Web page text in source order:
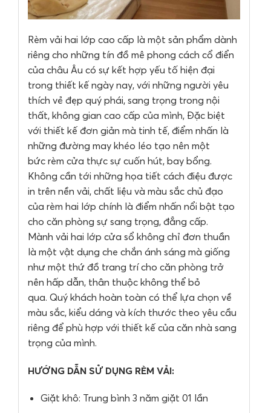
Rèm vải hai lớp cao cấp là một sản phẩm dành
riêng cho những tín đồ mê phong cách cổ điển
của châu Âu có sự kết hợp yếu tố hiện đại
trong thiết kế ngày nay, với những người yêu
thích vẻ đẹp quý phái, sang trọng trong nội
thất, không gian cao cấp của mình, Đặc biệt
với thiết kế đơn giản mà tinh tế, điểm nhấn là
những đường may khéo léo tạo nên một
bức rèm cửa thực sự cuốn hút, bay bổng.
Không cần tới những họa tiết cách điệu được
in trên nền vải, chất liệu và màu sắc chủ đạo
của rèm hai lớp chính là điểm nhấn nổi bật tạo
cho căn phòng sự sang trọng, đẳng cấp.
Mành vải hai lớp cửa sổ không chỉ đơn thuần
là một vật dụng che chắn ánh sáng mà giống
như một thứ đồ trang trí cho căn phòng trở
nên hấp dẫn, thân thuộc không thể bỏ
qua. Quý khách hoàn toàn có thể lựa chọn về
màu sắc, kiểu dáng và kích thước theo yêu cầu
riêng để phù hợp với thiết kế của căn nhà sang
trọng của mình.
HƯỚNG DẪN SỬ DỤNG RÈM VẢI:
Giặt khô: Trung bình 3 năm giặt 01 lần